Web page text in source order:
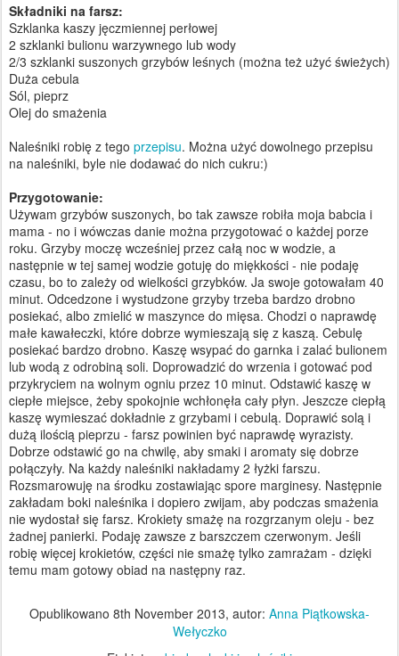
Składniki na farsz:
Szklanka kaszy jęczmiennej perłowej
2 szklanki bulionu warzywnego lub wody
2/3 szklanki suszonych grzybów leśnych (można też użyć świeżych)
Duża cebula
Sól, pieprz
Olej do smażenia
Naleśniki robię z tego przepisu. Można użyć dowolnego przepisu
na naleśniki, byle nie dodawać do nich cukru:)
Przygotowanie:
Używam grzybów suszonych, bo tak zawsze robiła moja babcia i
mama - no i wówczas danie można przygotować o każdej porze
roku. Grzyby moczę wcześniej przez całą noc w wodzie, a
następnie w tej samej wodzie gotuję do miękkości - nie podaję
czasu, bo to zależy od wielkości grzybków. Ja swoje gotowałam 40
minut. Odcedzone i wystudzone grzyby trzeba bardzo drobno
posiekać, albo zmielić w maszynce do mięsa. Chodzi o naprawdę
małe kawałeczki, które dobrze wymieszają się z kaszą. Cebulę
posiekać bardzo drobno. Kaszę wsypać do garnka i zalać bulionem
lub wodą z odrobiną soli. Doprowadzić do wrzenia i gotować pod
przykryciem na wolnym ogniu przez 10 minut. Odstawić kaszę w
ciepłe miejsce, żeby spokojnie wchłonęła cały płyn. Jeszcze ciepłą
kaszę wymieszać dokładnie z grzybami i cebulą. Doprawić solą i
dużą ilością pieprzu - farsz powinien być naprawdę wyrazisty.
Dobrze odstawić go na chwilę, aby smaki i aromaty się dobrze
połączyły. Na każdy naleśniki nakładamy 2 łyżki farszu.
Rozsmarowuję na środku zostawiając spore marginesy. Następnie
zakładam boki naleśnika i dopiero zwijam, aby podczas smażenia
nie wydostał się farsz. Krokiety smażę na rozgrzanym oleju - bez
żadnej panierki. Podaję zawsze z barszczem czerwonym. Jeśli
robię więcej krokietów, części nie smażę tylko zamrażam - dzięki
temu mam gotowy obiad na następny raz.
Opublikowano 8th November 2013, autor: Anna Piątkowska-
Wełyczko